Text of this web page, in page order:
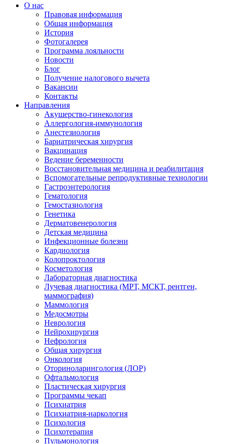
О нас
Правовая информация
Общая информация
История
Фотогалерея
Программа лояльности
Новости
Блог
Получение налогового вычета
Вакансии
Контакты
Направления
Акушерство-гинекология
Аллергология-иммунология
Анестезиология
Бариатрическая хирургия
Вакцинация
Ведение беременности
Восстановительная медицина и реабилитация
Вспомогательные репродуктивные технологии
Гастроэнтерология
Гематология
Гемостазиология
Генетика
Дерматовенерология
Детская медицина
Инфекционные болезни
Кардиология
Колопроктология
Косметология
Лабораторная диагностика
Лучевая диагностика (МРТ, МСКТ, рентген,
маммография)
Маммология
Медосмотры
Неврология
Нейрохирургия
Нефрология
Общая хирургия
Онкология
Оториноларингология (ЛОР)
Офтальмология
Пластическая хирургия
Программы чекап
Психиатрия
Психиатрия-наркология
Психология
Психотерапия
Пульмонология